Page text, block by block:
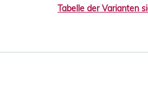
Tabelle der Varianten